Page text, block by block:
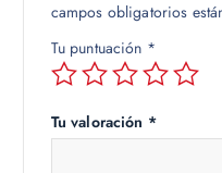
campos obligatorios
Tu puntuación *
Tu valoración *